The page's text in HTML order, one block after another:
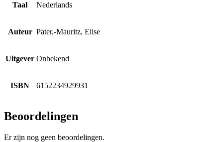
Taal Nederlands
Auteur Pater,-Mauritz, Elise
Uitgever Onbekend
ISBN 6152234929931
Beoordelingen
Er zijn nog geen beoordelingen.